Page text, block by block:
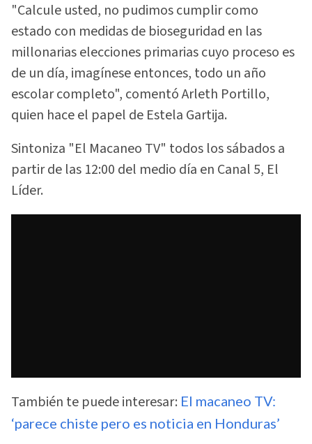
"Calcule usted, no pudimos cumplir como
estado con medidas de bioseguridad en las
millonarias elecciones primarias cuyo proceso es
de un día, imagínese entonces, todo un año
escolar completo", comentó Arleth Portillo,
quien hace el papel de Estela Gartija.
Sintoniza "El Macaneo TV" todos los sábados a
partir de las 12:00 del medio día en Canal 5, El
Líder.
También te puede interesar: El macaneo TV:
‘parece chiste pero es noticia en Honduras’